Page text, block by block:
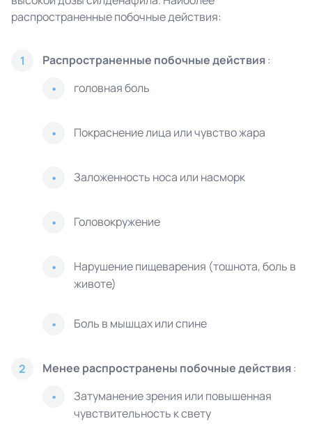
распространенные побочные действия:
1 Распространенные побочные действия:
головная боль
Покраснение лица или чувство жара
Заложенность носа или насморк
Головокружение
Нарушение пищеварения (тошнота, боль в
животе)
Боль в мышцах или спине
2 Менее распространены побочные действия:
Затуманение зрения или повышенная
чувствительность к свету